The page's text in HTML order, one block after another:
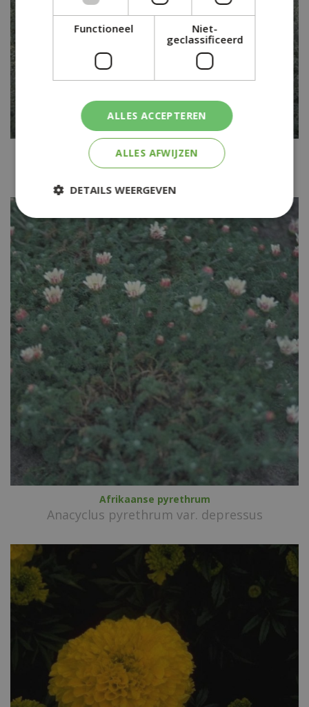
Absintalsem
Artemisia absinthium
Afrikaanse pyrethrum
Anacyclus pyrethrum var. depressus
Functioneel
Niet-
geclassificeerd
ALLES ACCEPTEREN
ALLES AFWIJZEN
DETAILS WEERGEVEN